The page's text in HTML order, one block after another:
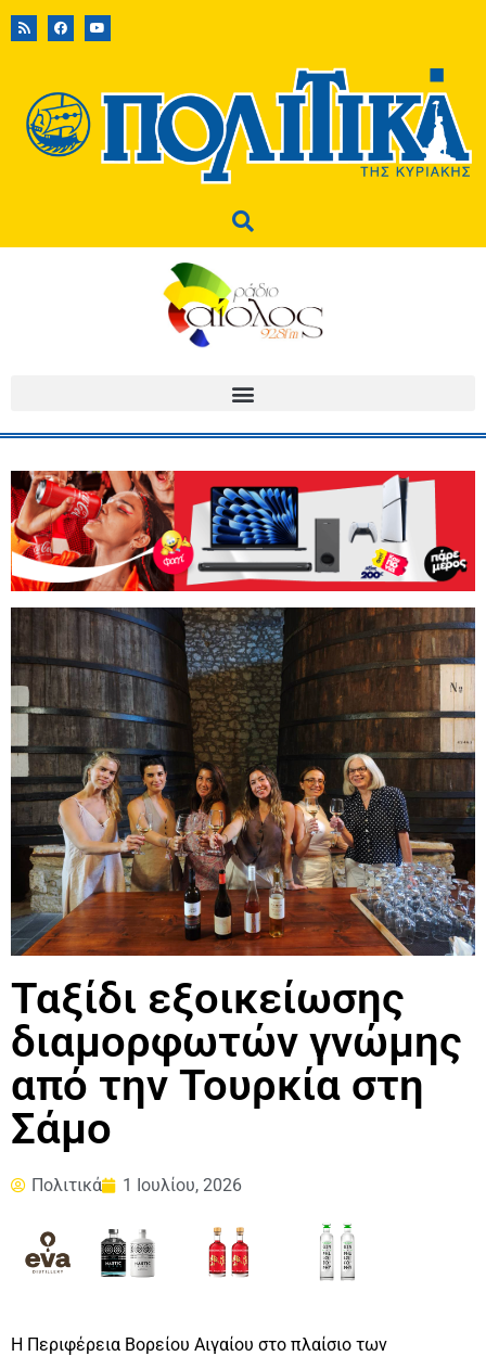
Ταξίδι εξοικείωσης
διαμορφωτών γνώμης
από την Τουρκία στη
Σάμο
Πολιτικά 1 Ιουλίου, 2026
Η Περιφέρεια Βορείου Αιγαίου στο πλαίσιο των